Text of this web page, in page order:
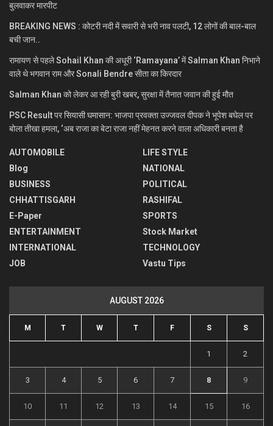
बुलवाकर मारपीट
BREAKING NEWS : कोटरी नदी में सवारी से भरी नाव पलटी, 12 लोगों की बाल-बाल
बची जान..
रामायण से पहले Sohail Khan की अधूरी ‘Ramayana’ में Salman Khan निभाने
वाले थे भगवान राम और Sonali Bendre सीता का किरदार
Salman Khan को लेकर आ रही बुरी खबर, सुरक्षा में तैनात जवान की हुई मौत
PSC Result पर सियासी घमासान: भाजपा प्रवक्ता उज्जवल दीपक ने भूपेश बघेल पर
बोला तीखा हमला, ‘अब राजा का बेटा राजा नहीं मेहनत करने वाला अधिकारी बनता है
AUTOMOBILE
Blog
BUSINESS
CHHATTISGARH
E-Paper
ENTERTAINMENT
INTERNATIONAL
JOB
LIFE STYLE
NATIONAL
POLITICAL
RASHIFAL
SPORTS
Stock Market
TECHNOLOGY
Vastu Tips
AUGUST 2026
M T W T F S S
1 2
3 4 5 6 7 8 9
10 11 12 13 14 15 16